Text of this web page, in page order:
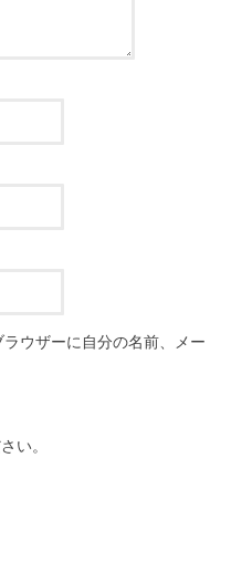
ウザーに自分の名前、メー
い。